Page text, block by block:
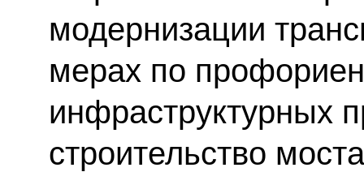
модернизации
мерах по
инфраструктурных
строительство